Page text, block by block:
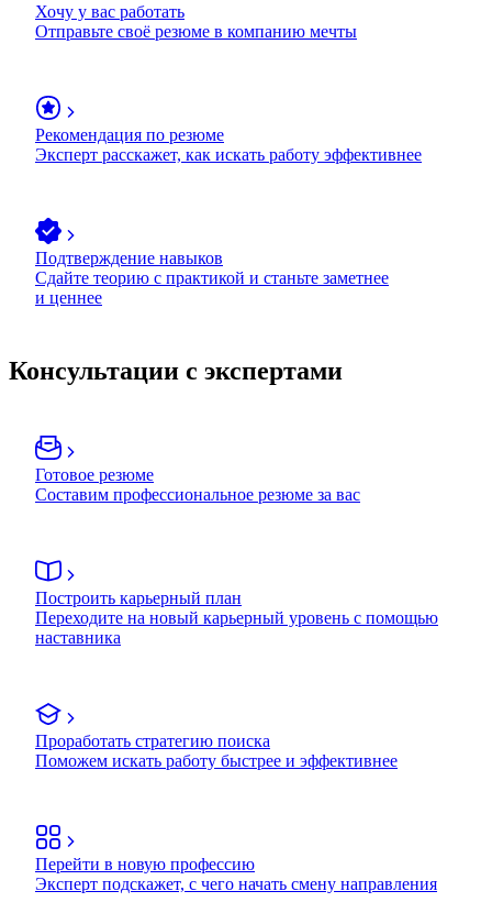
Хочу у вас работать
Отправьте своё резюме в компанию мечты
Рекомендация по резюме
Эксперт расскажет, как искать работу эффективнее
Подтверждение навыков
Сдайте теорию с практикой и станьте заметнее
и ценнее
Консультации с экспертами
Готовое резюме
Составим профессиональное резюме за вас
Построить карьерный план
Переходите на новый карьерный уровень с помощью
наставника
Проработать стратегию поиска
Поможем искать работу быстрее и эффективнее
Перейти в новую профессию
Эксперт подскажет, с чего начать смену направления